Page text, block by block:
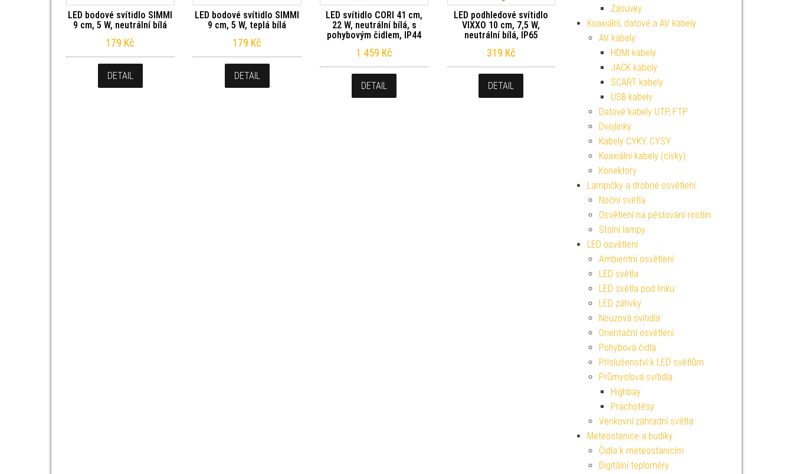
LED bodové svítidlo SIMMI
9 cm, 5 W, neutrální bílá
179 Kč
DETAIL
LED bodové svítidlo SIMMI
9 cm, 5 W, teplá bílá
179 Kč
DETAIL
LED svítidlo CORI 41 cm,
22 W, neutrální bílá, s
pohybovým čidlem, IP44
1 459 Kč
DETAIL
LED podhledové svítidlo
VIXXO 10 cm, 7,5 W,
neutrální bílá, IP65
319 Kč
DETAIL
Zásuvky
Koaxiální, datové a AV kabely
AV kabely
HDMI kabely
JACK kabely
SCART kabely
USB kabely
Datové kabely UTP, FTP
Dvojlinky
Kabely CYKY, CYSY
Koaxiální kabely (cívky)
Konektory
Lampičky a drobné osvětlení
Noční světla
Osvětlení na pěstování rostlin
Stolní lampy
LED osvětlení
Ambientní osvětlení
LED světla
LED světla pod linku
LED zářivky
Nouzová svítidla
Orientační osvětlení
Pohybová čidla
Příslušenství k LED světlům
Průmyslová svítidla
Highbay
Prachotěsy
Venkovní zahradní světla
Meteostanice a budíky
Čidla k meteostanicím
Digitální teploměry